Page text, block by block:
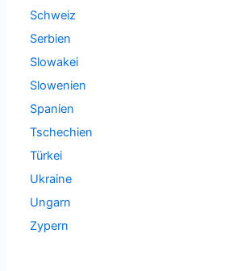
Schweiz
Serbien
Slowakei
Slowenien
Spanien
Tschechien
Türkei
Ukraine
Ungarn
Zypern